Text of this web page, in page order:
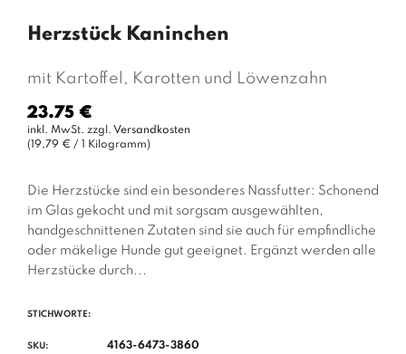
Herzstück Kaninchen
mit Kartoffel, Karotten und Löwenzahn
Normaler
Preis
23.75 €
inkl. MwSt. zzgl. Versandkosten
(19,79 € / 1 Kilogramm)
Die Herzstücke sind ein besonderes Nassfutter: Schonend
im Glas gekocht und mit sorgsam ausgewählten,
handgeschnittenen Zutaten sind sie auch für empfindliche
oder mäkelige Hunde gut geeignet. Ergänzt werden alle
Herzstücke durch...
STICHWORTE:
SKU: 4163-6473-3860